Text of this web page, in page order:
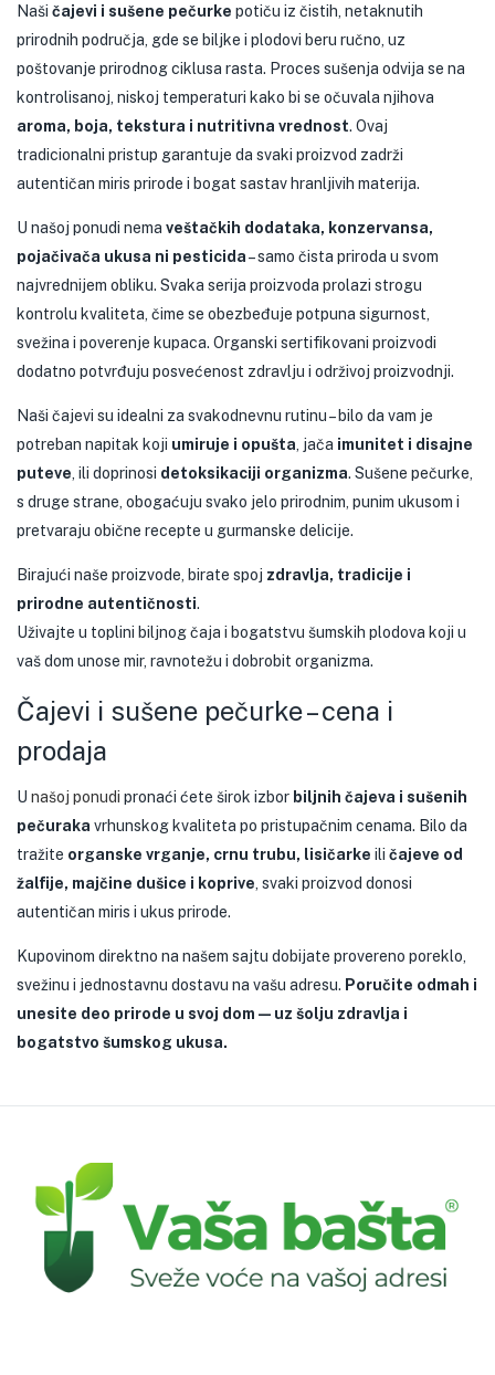
Naši čajevi i sušene pečurke potiču iz čistih, netaknutih
prirodnih područja, gde se biljke i plodovi beru ručno, uz
poštovanje prirodnog ciklusa rasta. Proces sušenja odvija se na
kontrolisanoj, niskoj temperaturi kako bi se očuvala njihova
aroma, boja, tekstura i nutritivna vrednost. Ovaj
tradicionalni pristup garantuje da svaki proizvod zadrži
autentičan miris prirode i bogat sastav hranljivih materija.
U našoj ponudi nema veštačkih dodataka, konzervansa,
pojačivača ukusa ni pesticida– samo čista priroda u svom
najvrednijem obliku. Svaka serija proizvoda prolazi strogu
kontrolu kvaliteta, čime se obezbeđuje potpuna sigurnost,
svežina i poverenje kupaca. Organski sertifikovani proizvodi
dodatno potvrđuju posvećenost zdravlju i održivoj proizvodnji.
Naši čajevi su idealni za svakodnevnu rutinu – bilo da vam je
potreban napitak koji umiruje i opušta , jača imunitet i disajne
puteve , ili doprinosi detoksikaciji organizma. Sušene pečurke,
s druge strane, obogaćuju svako jelo prirodnim, punim ukusom i
pretvaraju obične recepte u gurmanske delicije.
Birajući naše proizvode, birate spoj zdravlja, tradicije i
prirodne autentičnosti.
Uživajte u toplini biljnog čaja i bogatstvu šumskih plodova koji u
vaš dom unose mir, ravnotežu i dobrobit organizma.
Čajevi i sušene pečurke – cena i
prodaja
U našoj ponudi pronaći ćete širok izbor biljnih čajeva i sušenih
pečuraka vrhunskog kvaliteta po pristupačnim cenama. Bilo da
tražite organske vrganje, crnu trubu, lisičarke ili čajeve od
žalfije, majčine dušice i koprive , svaki proizvod donosi
autentičan miris i ukus prirode.
Kupovinom direktno na našem sajtu dobijate provereno poreklo,
svežinu i jednostavnu dostavu na vašu adresu. Poručite odmah i
unesite deo prirode u svoj dom — uz šolju zdravlja i
bogatstvo šumskog ukusa.